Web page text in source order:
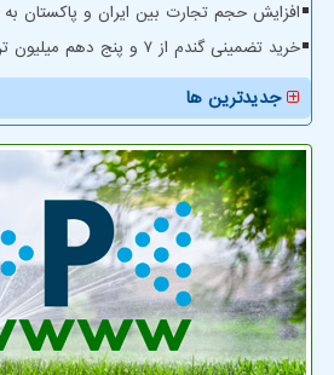
افزایش حجم تجارت بین ایران و پاکستان به رقم 10
خرید تضمینی گندم از ۷ و پنج دهم میلیون تن گذشت
جدیدترین ها